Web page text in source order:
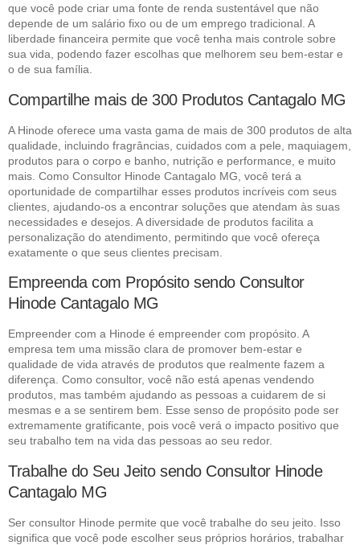
que você pode criar uma fonte de renda sustentável que não
depende de um salário fixo ou de um emprego tradicional. A
liberdade financeira permite que você tenha mais controle sobre
sua vida, podendo fazer escolhas que melhorem seu bem-estar e
o de sua família.
Compartilhe mais de 300 Produtos Cantagalo MG
A Hinode oferece uma vasta gama de mais de 300 produtos de alta
qualidade, incluindo fragrâncias, cuidados com a pele, maquiagem,
produtos para o corpo e banho, nutrição e performance, e muito
mais. Como Consultor Hinode Cantagalo MG, você terá a
oportunidade de compartilhar esses produtos incríveis com seus
clientes, ajudando-os a encontrar soluções que atendam às suas
necessidades e desejos. A diversidade de produtos facilita a
personalização do atendimento, permitindo que você ofereça
exatamente o que seus clientes precisam.
Empreenda com Propósito sendo Consultor
Hinode Cantagalo MG
Empreender com a Hinode é empreender com propósito. A
empresa tem uma missão clara de promover bem-estar e
qualidade de vida através de produtos que realmente fazem a
diferença. Como consultor, você não está apenas vendendo
produtos, mas também ajudando as pessoas a cuidarem de si
mesmas e a se sentirem bem. Esse senso de propósito pode ser
extremamente gratificante, pois você verá o impacto positivo que
seu trabalho tem na vida das pessoas ao seu redor.
Trabalhe do Seu Jeito sendo Consultor Hinode
Cantagalo MG
Ser consultor Hinode permite que você trabalhe do seu jeito. Isso
significa que você pode escolher seus próprios horários, trabalhar